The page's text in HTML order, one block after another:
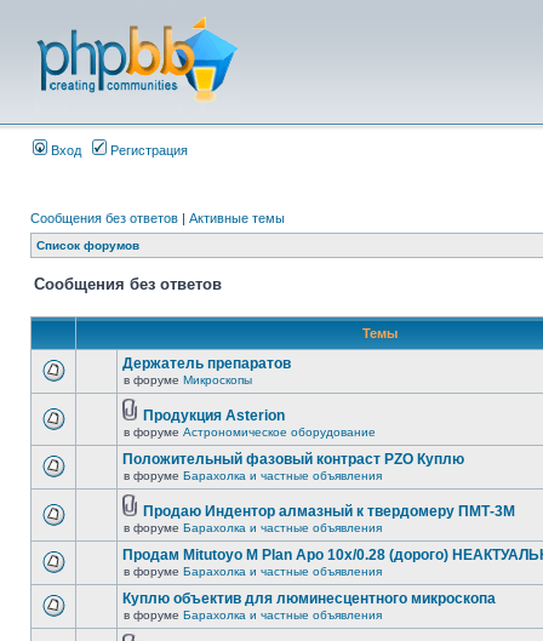
Вход Регистрация
Сообщения без ответов | Активные темы
Список форумов
Сообщения без ответов
Темы
Держатель препаратов
в форуме Микроскопы
Продукция Asterion
в форуме Астрономическое оборудование
Положительный фазовый контраст PZO Куплю
в форуме Барахолка и частные объявления
Продаю Индентор алмазный к твердомеру ПМТ-3М
в форуме Барахолка и частные объявления
Продам Mitutoyo M Plan Apo 10x/0.28 (дорого)
в форуме Барахолка и частные объявления
Куплю объектив для люминесцентного микроскопа
в форуме Барахолка и частные объявления